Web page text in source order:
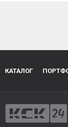
КАТАЛОГ